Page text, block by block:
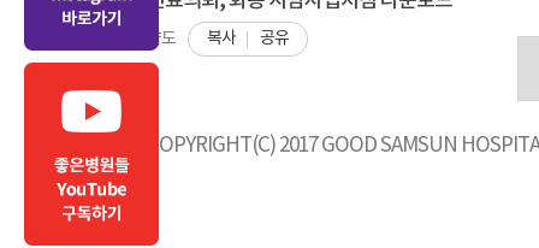
약도 복사 공유
COPYRIGHT(C) 2017 GOOD SAMSUN